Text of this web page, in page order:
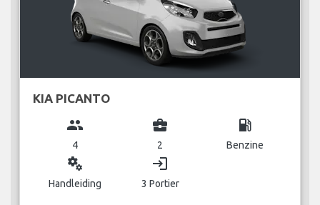
KIA PICANTO
group
4
business_center
2
local_gas_station
Benzine
miscellaneous_services
Handleiding
login
3 Portier